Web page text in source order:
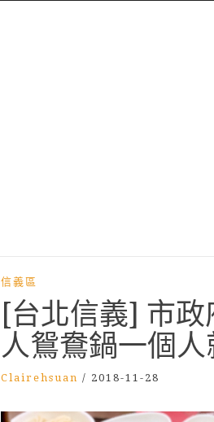
信義區
[台北信義] 市
人鴛鴦鍋一個
Clairehsuan / 2018-11-28